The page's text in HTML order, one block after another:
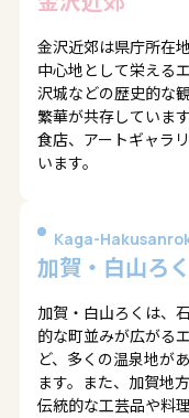
金沢近郊は県庁所在
中心地として栄える
沢城などの歴史的な
繁華が共存していま
食店、アートギャラ
います。
Kaga-
加賀・白山ろく
加賀・白山ろくは、
的な町並みが広がる
ど、多くの温泉地が
ます。また、加賀地
伝統的な工芸品や料